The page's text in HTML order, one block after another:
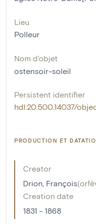
Lieu
Polleur
Nom d'objet
ostensoir-soleil
Persistent identifier
hdl:20.500.14037/
PRODUCTION ET
Creator
Drion, François(
Creation date
1831 - 1868